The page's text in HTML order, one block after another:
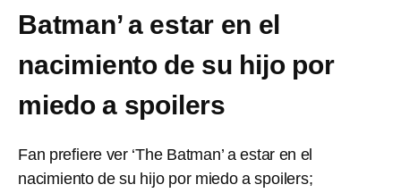
Batman’ a estar en el
nacimiento de su hijo por
miedo a spoilers
Fan prefiere ver ‘The Batman’ a estar en el
nacimiento de su hijo por miedo a spoilers;